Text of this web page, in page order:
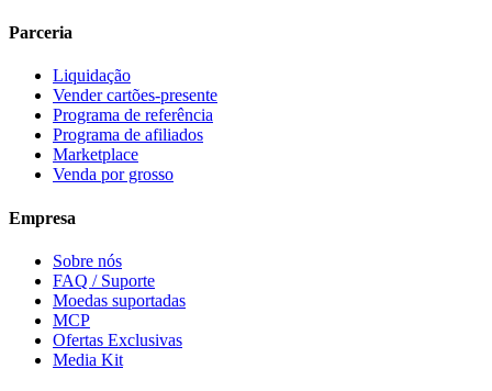
Parceria
Liquidação
Vender cartões-presente
Programa de referência
Programa de afiliados
Marketplace
Venda por grosso
Empresa
Sobre nós
FAQ / Suporte
Moedas suportadas
MCP
Ofertas Exclusivas
Media Kit